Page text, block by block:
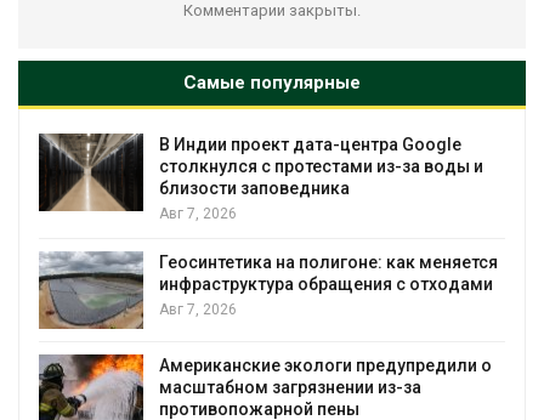
Комментарии закрыты.
Самые популярные
о
Дождевая вода с крыш может
городам переживать жару
Авг 7, 2026
строительство мусорных объектов и
уборку контейнерных площадок
Авг 7, 2026
Панамский канал вновь ограничивает
загрузку судов из-за дефицита
воды